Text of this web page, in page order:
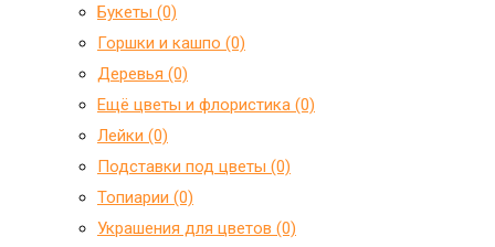
Букеты (0)
Горшки и кашпо (0)
Деревья (0)
Ещё цветы и флористика (0)
Лейки (0)
Подставки под цветы (0)
Топиарии (0)
Украшения для цветов (0)